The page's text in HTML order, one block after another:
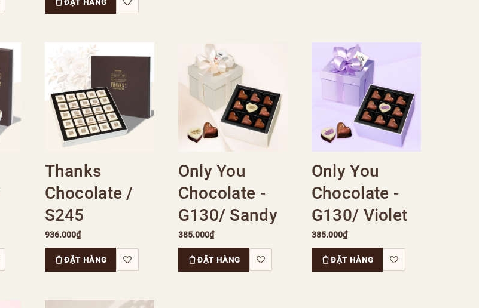
ĐẶT HÀNG
Thanks
Chocolate /
S245
936.000₫
ĐẶT HÀNG
Only You
Chocolate -
G130/ Sandy
385.000₫
ĐẶT HÀNG
Only You
Chocolate -
G130/ Violet
385.000₫
ĐẶT HÀNG